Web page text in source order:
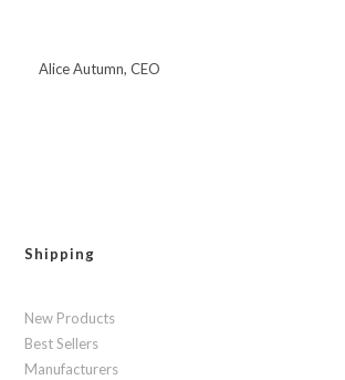
Alice Autumn, CEO
Shipping
New Products
Best Sellers
Manufacturers